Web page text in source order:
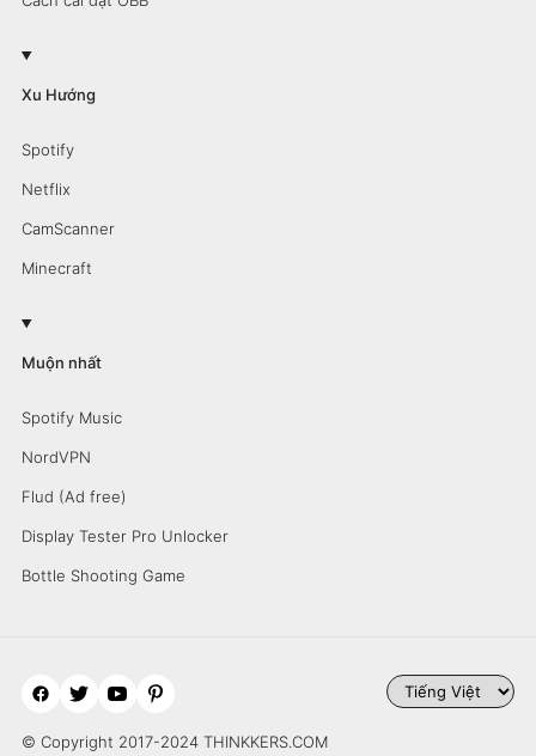
Xu Hướng
Spotify
Netflix
CamScanner
Minecraft
Muộn nhất
Spotify Music
NordVPN
Flud (Ad free)
Display Tester Pro Unlocker
Bottle Shooting Game
© Copyright 2017-2024 THINKKERS.COM